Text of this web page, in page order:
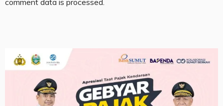
comment data is processed.